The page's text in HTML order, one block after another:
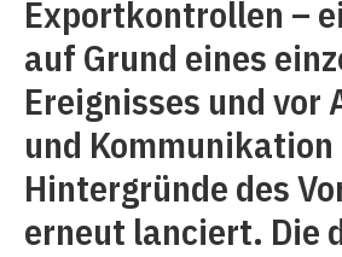
Exportkontrollen –
auf Grund eines
Ereignisses und vor
und Kommunikation
Hintergründe des
erneut lanciert. Die